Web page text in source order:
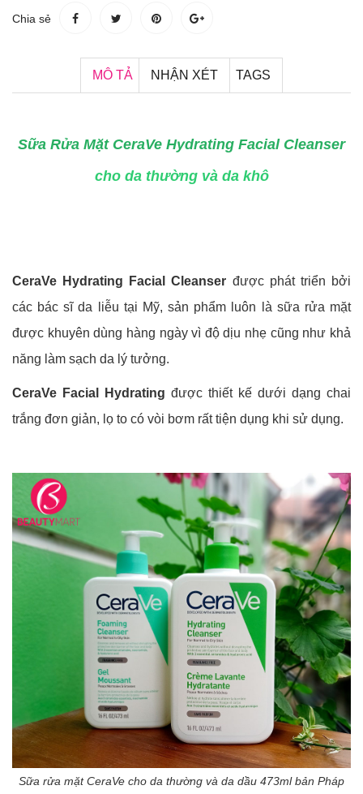
Chia sẻ
MÔ TẢ NHẬN XÉT TAGS
Sữa Rửa Mặt CeraVe Hydrating Facial Cleanser
cho da thường và da khô
CeraVe Hydrating Facial Cleanser được phát triển bởi
các bác sĩ da liễu tại Mỹ, sản phẩm luôn là sữa rửa mặt
được khuyên dùng hàng ngày vì độ dịu nhẹ cũng như khả
năng làm sạch da lý tưởng.
CeraVe Facial Hydrating được thiết kế dưới dạng chai
trắng đơn giản, lọ to có vòi bơm rất tiện dụng khi sử dụng.
Sữa rửa mặt CeraVe cho da thường và da dầu 473ml bản Pháp